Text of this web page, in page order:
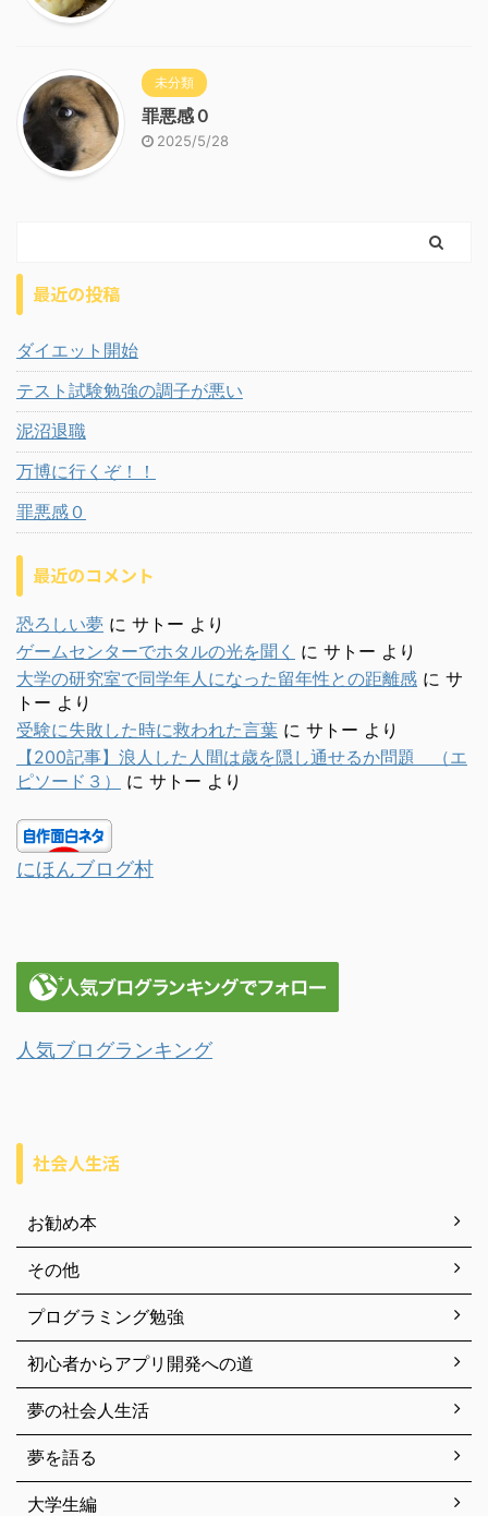
未分類
罪悪感０
2025/5/28
最近の投稿
ダイエット開始
テスト試験勉強の調子が悪い
泥沼退職
万博に行くぞ！！
罪悪感０
最近のコメント
恐ろしい夢 に サトー より
ゲームセンターでホタルの光を聞く に サトー より
大学の研究室で同学年人になった留年性との距離感 に サ
トー より
受験に失敗した時に救われた言葉 に サトー より
【200記事】浪人した人間は歳を隠し通せるか問題 （エ
ピソード３）
に サトー より
にほんブログ村
人気ブログランキング
社会人生活
お勧め本
その他
プログラミング勉強
初心者からアプリ開発への道
夢の社会人生活
夢を語る
大学生編